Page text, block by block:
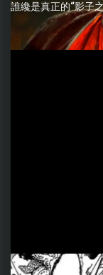
誰纔是真正的“影子